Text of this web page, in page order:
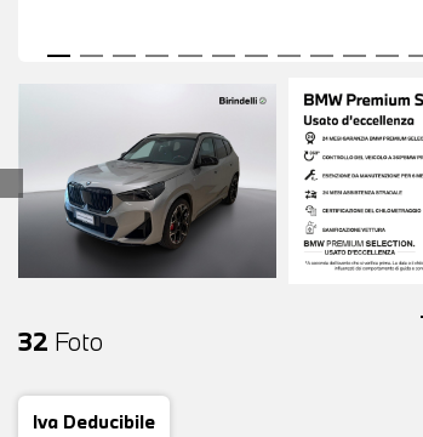
32 Foto
Iva Deducibile